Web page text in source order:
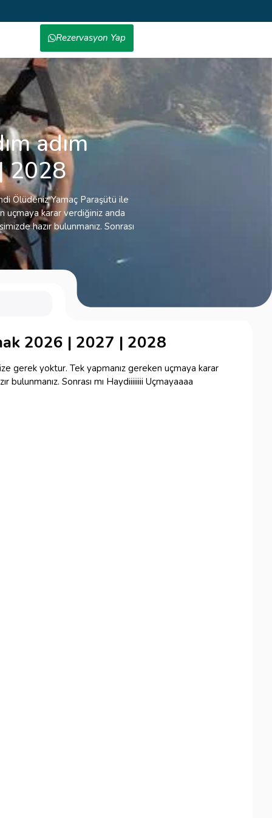
Rezervasyon Yap
adım
2028
Ölüdeniz Yamaç Paraşütü ile
uçmaya karar verdiğiniz anda
hazır bulunmanız. Sonrası
2026 | 2027 | 2028
gerek yoktur. Tek yapmanız gereken uçmaya karar
Sonrası mı Haydiiiiiiii Uçmayaaaa